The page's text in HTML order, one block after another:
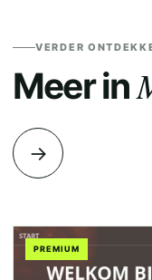
VERDER
Meer in
→
PREMIUM